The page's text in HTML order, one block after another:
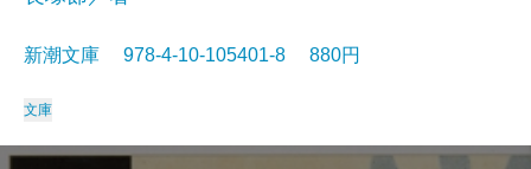
新潮文庫 978-4-10-105401-8 880円
文庫